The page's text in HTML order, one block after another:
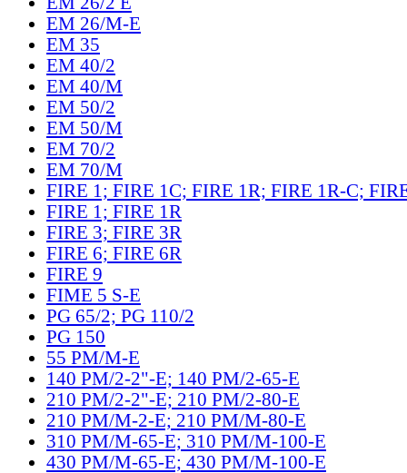
EM 26/M-E
EM 35
EM 40/2
EM 40/M
EM 50/2
EM 50/M
EM 70/2
EM 70/M
FIRE 1; FIRE 1C; FIRE 1R; FIRE 1R-C;
FIRE 1; FIRE 1R
FIRE 3; FIRE 3R
FIRE 6; FIRE 6R
FIRE 9
FIME 5 S-E
PG 65/2; PG 110/2
PG 150
55 PM/M-E
140 PM/2-2"-E; 140 PM/2-65-E
210 PM/2-2"-E; 210 PM/2-80-E
210 PM/M-2-E; 210 PM/M-80-E
310 PM/M-65-E; 310 PM/M-100-E
430 PM/M-65-E; 430 PM/M-100-E